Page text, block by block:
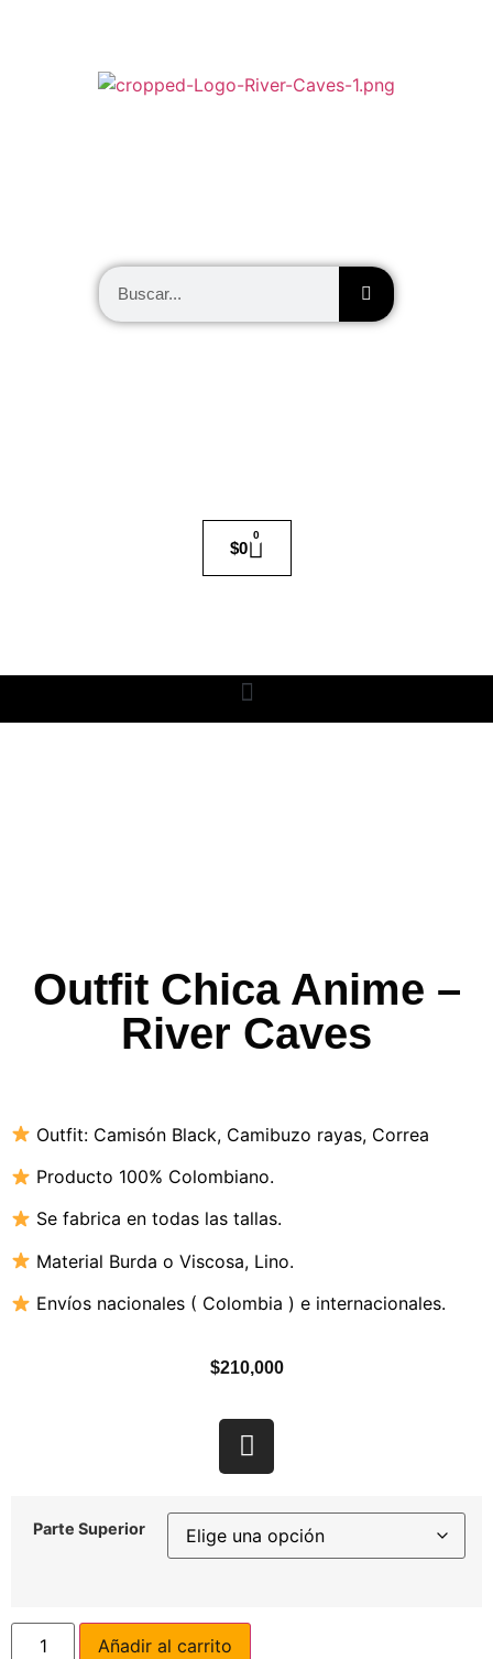
$0
0
Outfit Chica Anime –
River Caves
Outfit: Camisón Black, Camibuzo rayas, Correa
Producto 100% Colombiano.
Se fabrica en todas las tallas.
Material Burda o Viscosa, Lino.
Envíos nacionales ( Colombia ) e internacionales.
$210,000
Parte Superior
Añadir al carrito